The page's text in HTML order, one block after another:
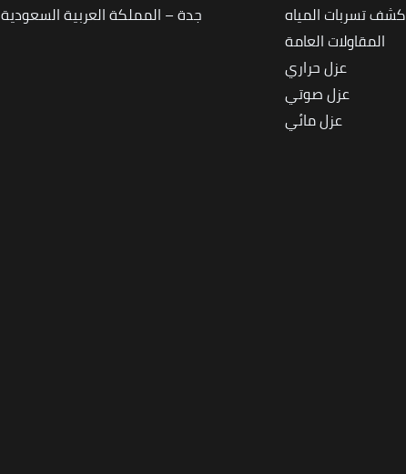
كشف تسربات المياه
المقاولات العامة
عزل حراري
عزل صوتي
عزل مائي
جدة – المملكة العربية السعودية